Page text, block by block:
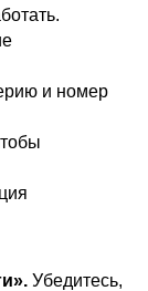
и номер
Убедитесь,